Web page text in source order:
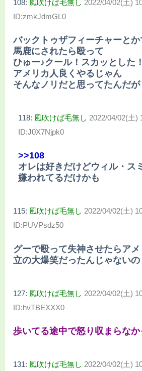
108: 風吹けば毛無し 2022/04/02(土)
ID:zmkJdmGL0
バックトゥザフィーチャーとか
馬鹿にされたら殴って
ひゅー♪クール！スカッとした
アメリカ人良くやるじゃん
そんなノリだと思ってたんだが
118: 風吹けば毛無し 2022/04/02(土)
ID:J0X7Njpk0
>>108
オレは好きだけどウィル・ス
嫌われてるだけかも
115: 風吹けば毛無し 2022/04/02(土)
ID:PUVPsdz50
グーで殴って失神させたらア
立の大爆笑だったんじゃないの
127: 風吹けば毛無し 2022/04/02(土)
ID:hvTBEXXX0
歩いてる途中で怒り収まらな
131: 風吹けば毛無し 2022/04/02(土)